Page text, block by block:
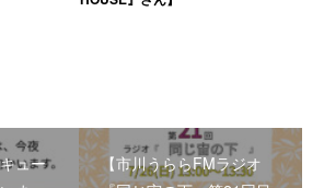
ュー
【市川うららFMラジオ